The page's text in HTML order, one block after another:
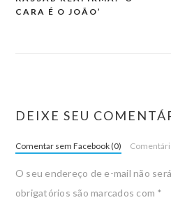
CARA É O JOÃO’
DEIXE SEU
Comentar sem Facebook (0)
O seu endereço de e-mail não
obrigatórios são marcados com *